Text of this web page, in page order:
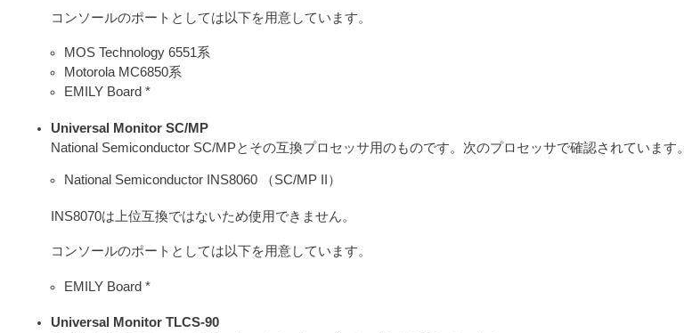
コンソールのポートとしては以下を用意しています。
MOS Technology 6551系
Motorola MC6850系
EMILY Board *
Universal Monitor SC/MP
National Semiconductor SC/MPとその互換プロセッサ用のものです。次のプロセッサで確認されています。
National Semiconductor INS8060 （SC/MP II）
INS8070は上位互換ではないため使用できません。
コンソールのポートとしては以下を用意しています。
EMILY Board *
Universal Monitor TLCS-90